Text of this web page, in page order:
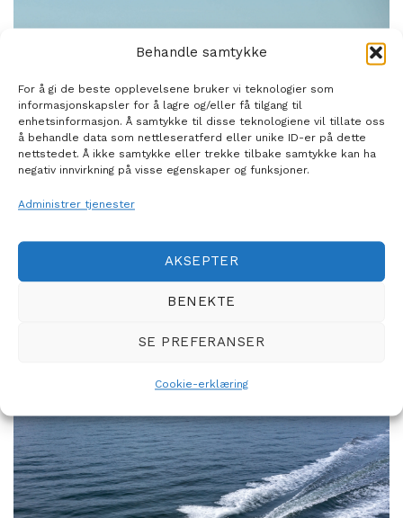
Behandle samtykke
For å gi de beste opplevelsene bruker vi teknologier som
informasjonskapsler for å lagre og/eller få tilgang til
enhetsinformasjon. Å samtykke til disse teknologiene vil tillate oss
å behandle data som nettleseratferd eller unike ID-er på dette
nettstedet. Å ikke samtykke eller trekke tilbake samtykke kan ha
negativ innvirkning på visse egenskaper og funksjoner.
Administrer tjenester
AKSEPTER
BENEKTE
SE PREFERANSER
Cookie-erklæring
Pilothouse
SE MODELLENE